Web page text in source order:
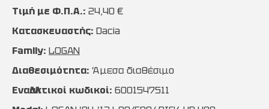
Τιμή με Φ.Π.Α.: 24,40 €
Κατασκευαστής: Dacia
Family: LOGAN
Διαθεσιμότητα: Άμεσα διαθέσιμο
Εναλλακτικοί κωδικοί: 6001547511